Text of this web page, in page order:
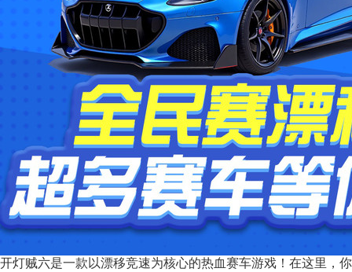
开灯贼六是一款以漂移竞速为核心的热血赛车游戏！在这里，你